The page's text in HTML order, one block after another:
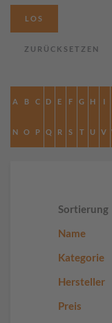
A B C D E F G H I
N O P Q R S T U V
Sortierung
Name
Kategorie
Hersteller
Preis